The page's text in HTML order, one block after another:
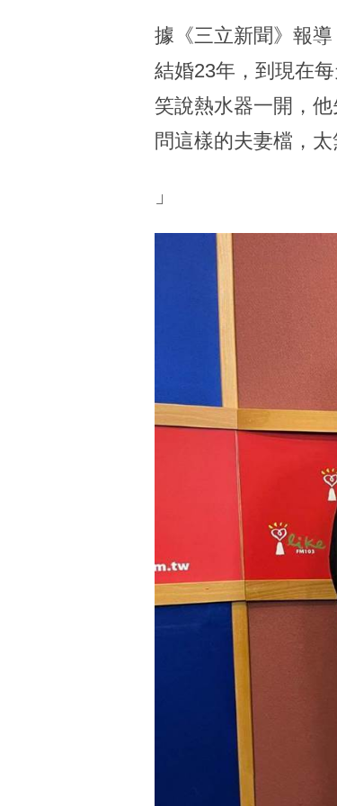
據《三立新聞》報
結婚23年，到現在
笑說熱水器一開，
問這樣的夫妻檔，太
」